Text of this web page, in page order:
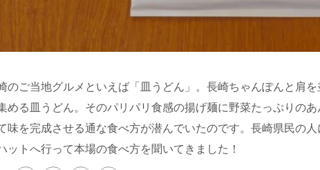
のご当地グルメといえば「皿うどん」。長崎ちゃんぽんと肩
める皿うどん。そのパリパリ食感の揚げ麺に野菜たっぷり
味を完成させる通な食べ方が潜んでいたのです。長崎県民の
ットへ行って本場の食べ方を聞いてきました！